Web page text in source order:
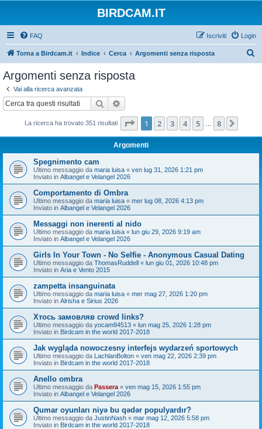
BIRDCAM.IT
FAQ Login
Iscriviti
Torna a Birdcam.it Indice Cerca Argomenti senza risposta
Argomenti senza risposta
Vai alla ricerca avanzata
Cerca
La ricerca ha trovato 351 risultati Pagina di
1 2 3 4 5 8
Argomenti
Spegnimento cam
Ultimo messaggio da maria luisa « ven lug 31, 2026 1:21 pm
Inviato in Albangel e Velangel 2026
Comportamento di Ombra
Ultimo messaggio da maria luisa « mer lug 08, 2026 4:13 pm
Inviato in Albangel e Velangel 2026
Messaggi non inerenti al nido
Ultimo messaggio da maria luisa « lun giu 29, 2026 9:19 am
Inviato in Albangel e Velangel 2026
Girls In Your Town - No Selfie - Anonymous Casual Dating
Ultimo messaggio da ThomasRuddell « lun giu 01, 2026 10:48 pm
Inviato in Aria e Vento 2015
zampetta insanguinata
Ultimo messaggio da maria luisa « mer mag 27, 2026 1:20 pm
Inviato in Alrisha e Sirius 2026
Хтось замовляв crowd links?
Ultimo messaggio da yocam84513 « lun mag 25, 2026 1:28 pm
Inviato in Birdcam in the world 2017-2018
Jak wygląda nowoczesny interfejs wydarzeń sportowych
Ultimo messaggio da LachlanBolton « ven mag 22, 2026 2:39 pm
Inviato in Birdcam in the world 2017-2018
Anello ombra
Ultimo messaggio da Passera « ven mag 15, 2026 1:55 pm
Inviato in Albangel e Velangel 2026
Qumar oyunları niyə bu qədər populyardır?
Ultimo messaggio da JustinNash « mar mag 12, 2026 5:58 pm
Inviato in Birdcam in the world 2017-2018